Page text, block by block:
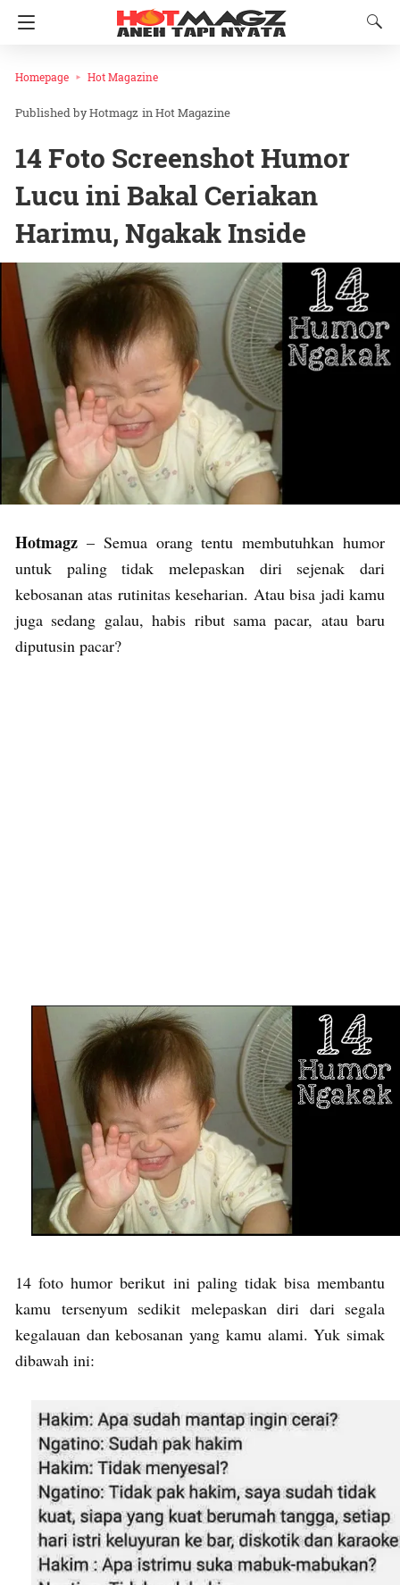
Homepage Hot Magazine
Hotmagz inHot Magazine
14 Foto Screenshot Humor
Lucu ini Bakal Ceriakan
Harimu, Ngakak Inside
Hotmagz – Semua orang tentu membutuhkan humor
untuk paling tidak melepaskan diri sejenak dari
kebosanan atas rutinitas keseharian. Atau bisa jadi kamu
juga sedang galau, habis ribut sama pacar, atau baru
diputusin pacar?
14 foto humor berikut ini paling tidak bisa membantu
kamu tersenyum sedikit melepaskan diri dari segala
kegalauan dan kebosanan yang kamu alami. Yuk simak
dibawah ini: